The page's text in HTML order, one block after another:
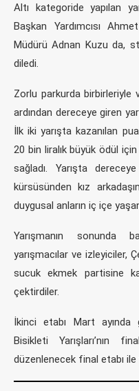
Altı kategoride yapılan
Başkan Yardımcısı
Müdürü Adnan Kuzu da,
diledi.
Zorlu parkurda birbirleriyle
ardından dereceye giren
İlk iki yarışta kazanılan
20 bin liralık büyük ödül
sağladı. Yarışta
kürsüsünden kız
duygusal anların iç içe
Yarışmanın sonunda
yarışmacılar ve izleyiciler,
sucuk ekmek partisine
çektirdiler.
İkinci etabı Mart ayında
Bisikleti Yarışları’nın
düzenlenecek final etabı